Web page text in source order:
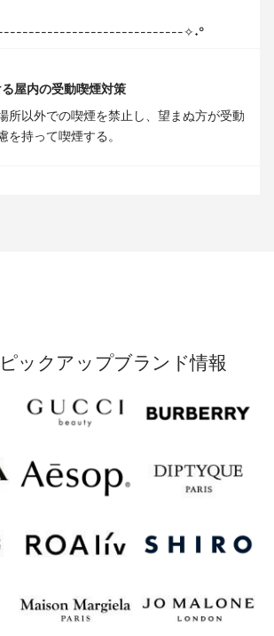
✧˖°
屋内の受動喫煙対策
所以外での喫煙を禁止し、望まぬ方が受動
を持って喫煙する。
ックアップブランド情報